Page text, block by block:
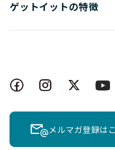
ゲットイットの特徴
メルマガ登録は